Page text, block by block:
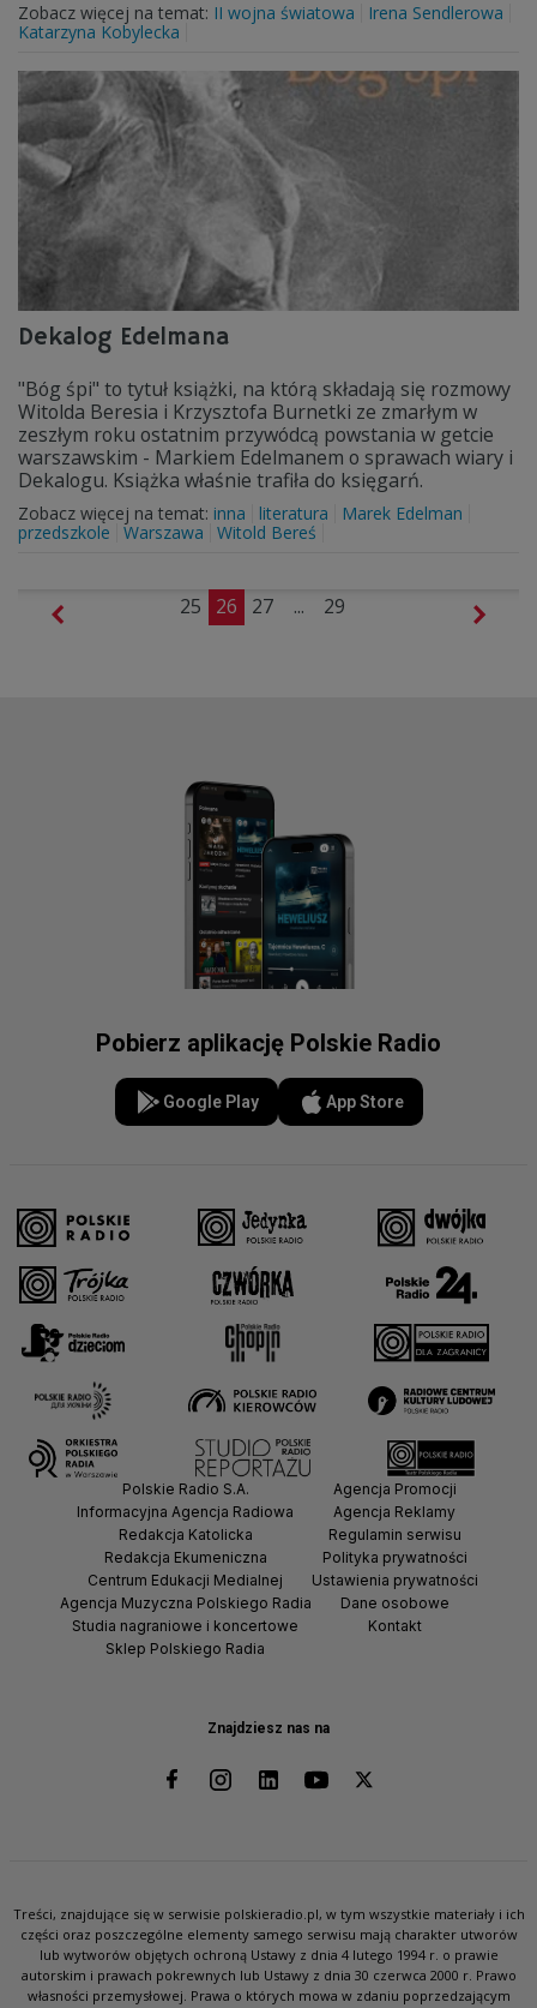
Zobacz więcej na temat: II wojna światowa
Irena Sendlerowa
Katarzyna Kobylecka
Dekalog Edelmana
"Bóg śpi" to tytuł książki, na którą składają się rozmowy
Witolda Beresia i Krzysztofa Burnetki ze zmarłym w
zeszłym roku ostatnim przywódcą powstania w getcie
warszawskim - Markiem Edelmanem o sprawach wiary i
Dekalogu. Książka właśnie trafiła do księgarń.
Zobacz więcej na temat: inna literatura
Marek Edelman
przedszkole
Warszawa Witold Bereś
25 26 27 ... 29
Pobierz aplikację Polskie Radio
Google Play App Store
Znajdziesz nas na
Polskie Radio S.A.
Informacyjna Agencja Radiowa
Redakcja Katolicka
Redakcja Ekumeniczna
Centrum Edukacji Medialnej
Agencja Muzyczna Polskiego Radia
Studia nagraniowe i koncertowe
Sklep Polskiego Radia
Agencja Promocji
Agencja Reklamy
Regulamin serwisu
Polityka prywatności
Ustawienia prywatności
Dane osobowe
Kontakt
Treści, znajdujące się w serwisie polskieradio.pl, w tym wszystkie materiały i ich
części oraz poszczególne elementy samego serwisu mają charakter utworów
lub wytworów objętych ochroną Ustawy z dnia 4 lutego 1994 r. o prawie
autorskim i prawach pokrewnych lub Ustawy z dnia 30 czerwca 2000 r. Prawo
własności przemysłowej. Prawa o których mowa w zdaniu poprzedzającym